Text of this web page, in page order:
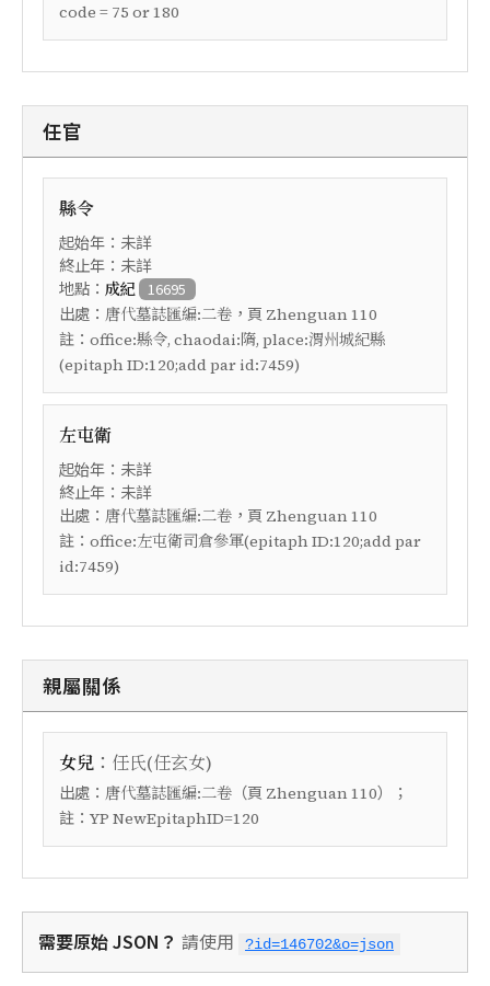
code = 75 or 180
任官
縣令
起始年：未詳
終止年：未詳
地點： 成紀 16695
出處： 唐代墓誌匯編:二卷 ，頁 Zhenguan 110
註： office:縣令, chaodai:隋, place:渭州城紀縣
(epitaph ID:120;add par id:7459)
左屯衛
起始年：未詳
終止年：未詳
出處： 唐代墓誌匯編:二卷 ，頁 Zhenguan 110
註： office:左屯衛司倉參軍(epitaph ID:120;add par
id:7459)
親屬關係
女兒 ： 任氏(任玄女)
出處： 唐代墓誌匯編:二卷 （頁 Zhenguan 110）；
註： YP NewEpitaphID=120
需要原始 JSON？ 請使用 ?id=146702&o=json